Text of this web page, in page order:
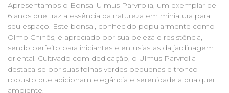
Apresentamos o Bonsai Ulmus Parvifolia, um exemplar de
6 anos que traz a essência da natureza em miniatura para
seu espaço. Este bonsai, conhecido popularmente como
Olmo Chinês, é apreciado por sua beleza e resistência,
sendo perfeito para iniciantes e entusiastas da jardinagem
oriental. Cultivado com dedicação, o Ulmus Parvifolia
destaca-se por suas folhas verdes pequenas e tronco
robusto que adicionam elegância e serenidade a qualquer
ambiente.